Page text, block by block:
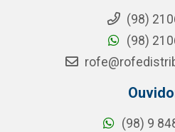
(98)
(98)
(98) 9